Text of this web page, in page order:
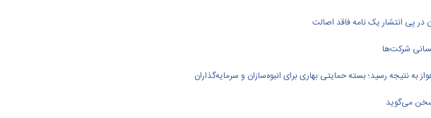
پی انتشار یک نامه فاقد اصالت
شرکت‌ها
نتیجه رسید؛ بسته حمایتی بهاری برای انبوه‌سازان و سرمایه‌گذاران
سخن می‌گوید